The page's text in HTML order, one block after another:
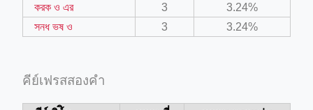
work?lat=37.49813&lng=127.0284&zoom=16
করক ও এর
3
3.24%
সনধ ভষ ও
3 3.24%
คีย์เฟรสสองคำ